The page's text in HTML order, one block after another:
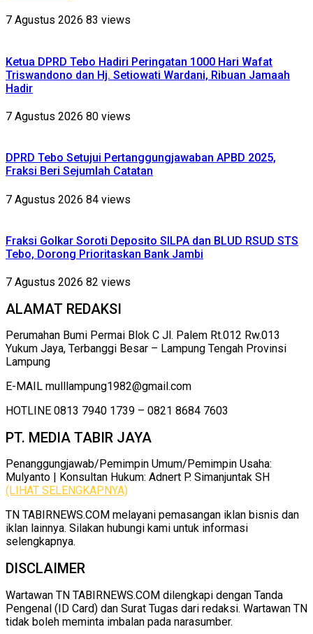
7 Agustus 2026 83 views
Ketua DPRD Tebo Hadiri Peringatan 1000 Hari Wafat
Triswandono dan Hj. Setiowati Wardani, Ribuan Jamaah
Hadir
7 Agustus 2026 80 views
DPRD Tebo Setujui Pertanggungjawaban APBD 2025,
Fraksi Beri Sejumlah Catatan
7 Agustus 2026 84 views
Fraksi Golkar Soroti Deposito SILPA dan BLUD RSUD STS
Tebo, Dorong Prioritaskan Bank Jambi
7 Agustus 2026 82 views
ALAMAT REDAKSI
Perumahan Bumi Permai Blok C Jl. Palem Rt.012 Rw.013
Yukum Jaya, Terbanggi Besar – Lampung Tengah Provinsi
Lampung
E-MAIL mulllampung1982@gmail.com
HOTLINE 0813 7940 1739 – 0821 8684 7603
PT. MEDIA TABIR JAYA
Penanggungjawab/Pemimpin Umum/Pemimpin Usaha:
Mulyanto | Konsultan Hukum: Adnert P. Simanjuntak SH
(LIHAT SELENGKAPNYA)
TN TABIRNEWS.COM melayani pemasangan iklan bisnis dan
iklan lainnya. Silakan hubungi kami untuk informasi
selengkapnya.
DISCLAIMER
Wartawan TN TABIRNEWS.COM dilengkapi dengan Tanda
Pengenal (ID Card) dan Surat Tugas dari redaksi. Wartawan TN
tidak boleh meminta imbalan pada narasumber.